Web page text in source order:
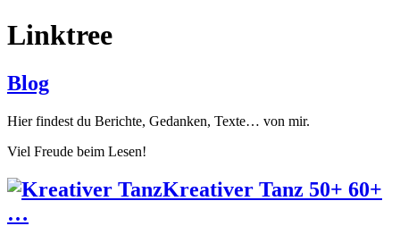
Linktree
Blog
Hier findest du Berichte, Gedanken, Texte… von mir.
Viel Freude beim Lesen!
Kreativer Tanz 50+ 60+
…